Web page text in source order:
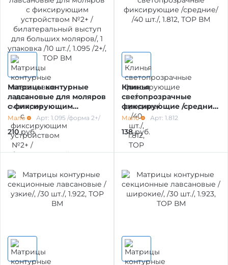
ЗАПАСНЫЕ ЧАСТИ
ФОТОПОЛИМЕРИЗАЦИОННЫЕ ЛАМПЫ
ОБОРУДОВАНИЕ ДЛЯ РАБОТЫ В КАНАЛАХ
ОБОРУДОВАНИЕ ДЛЯ ЭНДОДОНТИИ
СТОМАТОЛОГИЧЕСКИЕ УСТАНОВКИ И
СТУЛЬЯ
СМАЗКА НАКОНЕЧНИКОВ /МАРКИРОВКА/
ОБРАБОТКА ИНСТРУМЕНТОВ,
Матрицы контурные
лавсановые для моляров
с фиксирующим
устройством №2+ /
билатеральный выступ
для больших моляров/, 1
упаковка /10 шт./, 1.095
/2+/, ТОР ВМ
Мало Арт: 1.095 /форма 2+/
210 руб.
Клинья
светопрозрачные
фиксирующие /средние/
/40 шт./, 1.812, ТОР ВМ
Мало Арт: 1.812
138руб.